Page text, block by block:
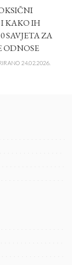
KAKO IH
SAVJETA ZA
ODNOSE
24.02.2026.